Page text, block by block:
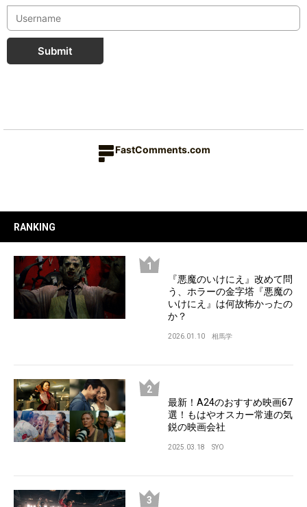
Submit
FastComments.com
RANKING
『悪魔のいけにえ』改めて問
う、ホラーの金字塔『悪魔の
いけにえ』は何故怖かったの
か？
2026.01.10 相馬学
最新！A24のおすすめ映画67
選！もはやオスカー常連の気
鋭の映画会社
2025.03.18 SYO